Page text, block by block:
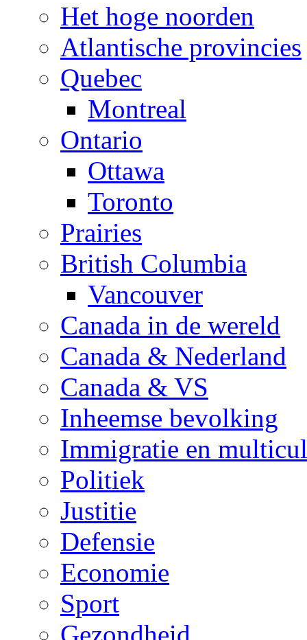
Het hoge noorden
Atlantische provincies
Quebec
Montreal
Ontario
Ottawa
Toronto
Prairies
British Columbia
Vancouver
Canada in de wereld
Canada & Nederland
Canada & VS
Inheemse bevolking
Immigratie en
Politiek
Justitie
Defensie
Economie
Sport
Gezondheid